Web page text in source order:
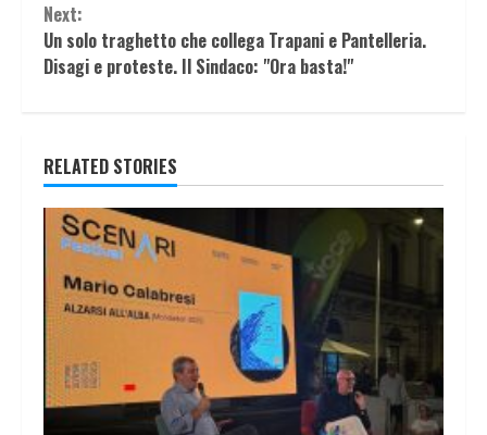
Next:
Un solo traghetto che collega Trapani e Pantelleria.
Disagi e proteste. Il Sindaco: "Ora basta!"
RELATED STORIES